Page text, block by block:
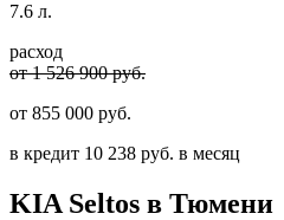
7.6 л.
расход
от 1 526 900 руб.
от 855 000 руб.
в кредит 10 238 руб. в месяц
KIA Seltos в Тюмени